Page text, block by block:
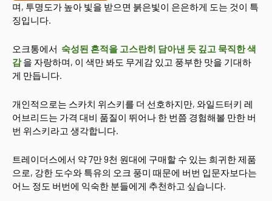
며, 투명도가 높아 빛을 받으면 붉은빛이 은은하게 도는 것이 특
징입니다.
오크통에서 숙성된 흔적을 고스란히 담아낸 듯 깊고 묵직한 색
감 을 자랑하며, 이 색만 봐도 무게감 있고 풍부한 맛을 기대하
게 만듭니다.
개인적으로는 스카치 위스키를 더 선호하지만, 와일드터키 레
어브리드는 가격 대비 품질이 뛰어나 한 번쯤 경험해볼 만한 버
번 위스키라고 생각합니다.
트레이더스에서 약 7만 9천 원대에 구매할 수 있는 희귀한 제품
으로, 강한 도수와 특유의 오크 풍미 때문에 버번 입문자보다는
어느 정도 버번에 익숙한 분들에게 추천하고 싶습니다.